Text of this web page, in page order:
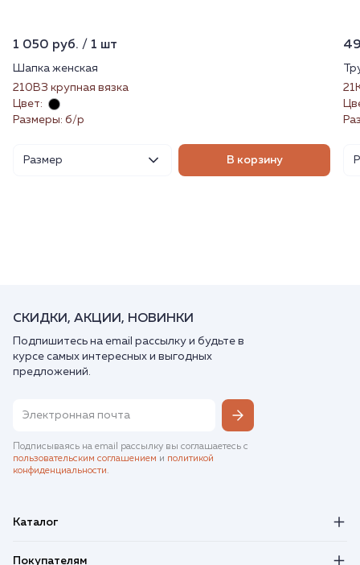
1 050 руб. / 1 шт
Шапка женская
210ВЗ крупная вязка
Цвет:
Размеры: б/р
Размер В корзину
СКИДКИ, АКЦИИ, НОВИНКИ
Подпишитесь на email рассылку и будьте в
курсе самых интересных и выгодных
предложений.
Подписываясь на email рассылку вы соглашаетесь с
пользовательским соглашением и политикой
конфиденциальности.
Каталог
Покупателям